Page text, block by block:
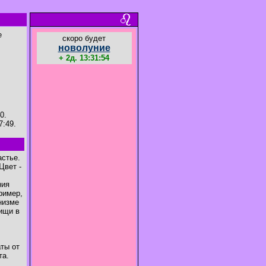
-
в
от
cкоро будет
новолуние
+ 2д. 13:31:53